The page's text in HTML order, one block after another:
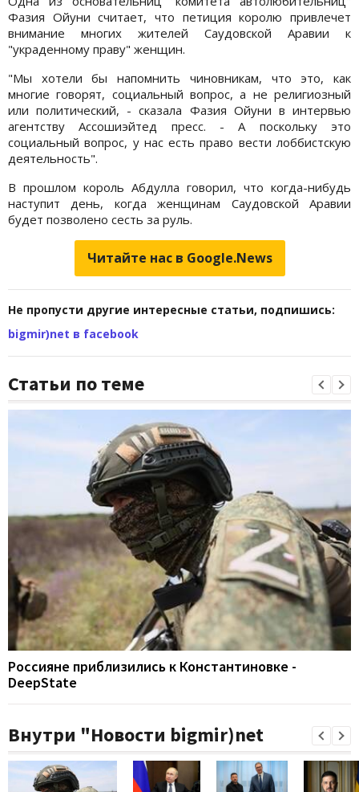
Фазия Ойуни считает, что петиция королю привлечет
внимание многих жителей Саудовской Аравии к
"украденному праву" женщин.
"Мы хотели бы напомнить чиновникам, что это, как
многие говорят, социальный вопрос, а не религиозный
или политический, - сказала Фазия Ойуни в интервью
агентству Ассошиэйтед пресс. - А поскольку это
социальный вопрос, у нас есть право вести лоббистскую
деятельность".
В прошлом король Абдулла говорил, что когда-нибудь
наступит день, когда женщинам Саудовской Аравии
будет позволено сесть за руль.
Читайте нас в Google.News
Не пропусти другие интересные статьи, подпишись:
bigmir)net в facebook
Статьи по теме
Россияне приблизились к Константиновке -
DeepState
Внутри "Новости bigmir)net